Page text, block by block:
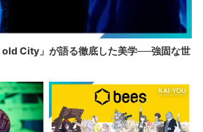
City」が語る徹底した美学──強固な世